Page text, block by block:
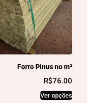
Forro Pinus no m²
R$76.00
Ver opções